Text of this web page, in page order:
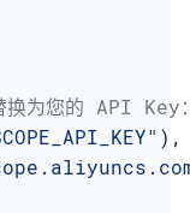
换为您的 API
),